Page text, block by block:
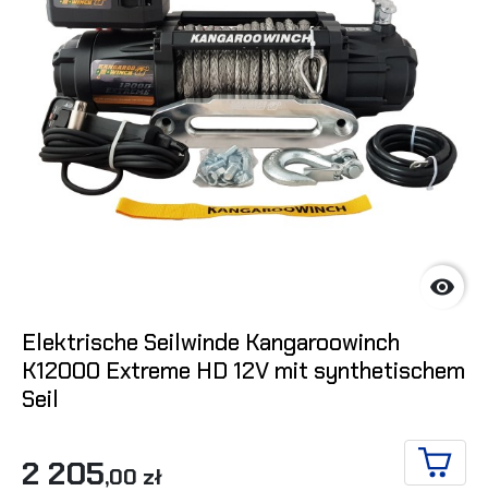

Elektrische Seilwinde Kangaroowinch
K12000 Extreme HD 12V mit synthetischem
Seil
2 205,00 zł IN